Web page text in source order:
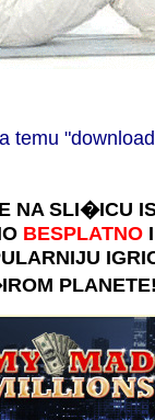
temu
NA SLI�ICU
BESPLATNOI
IROM